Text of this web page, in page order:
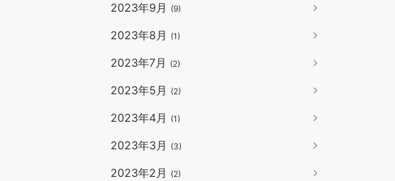
2023年9月 (9)
2023年8月 (1)
2023年7月 (2)
2023年5月 (2)
2023年4月 (1)
2023年3月 (3)
2023年2月 (2)